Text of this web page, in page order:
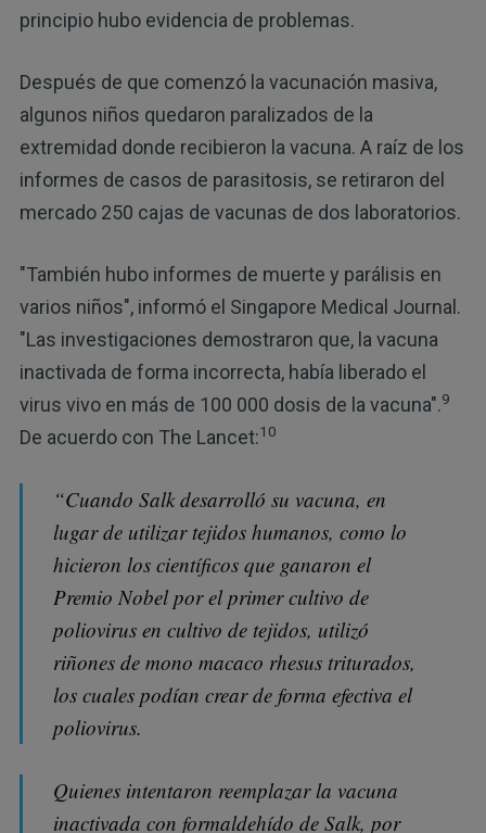
principio hubo evidencia de problemas.
Después de que comenzó la vacunación masiva,
algunos niños quedaron paralizados de la
extremidad donde recibieron la vacuna. A raíz de los
informes de casos de parasitosis, se retiraron del
mercado 250 cajas de vacunas de dos laboratorios.
"También hubo informes de muerte y parálisis en
varios niños", informó el Singapore Medical Journal.
"Las investigaciones demostraron que, la vacuna
inactivada de forma incorrecta, había liberado el
virus vivo en más de 100 000 dosis de la vacuna".9
De acuerdo con The Lancet:10
“Cuando Salk desarrolló su vacuna, en
lugar de utilizar tejidos humanos, como lo
hicieron los científicos que ganaron el
Premio Nobel por el primer cultivo de
poliovirus en cultivo de tejidos, utilizó
riñones de mono macaco rhesus triturados,
los cuales podían crear de forma efectiva el
poliovirus.
Quienes intentaron reemplazar la vacuna
inactivada con formaldehído de Salk, por